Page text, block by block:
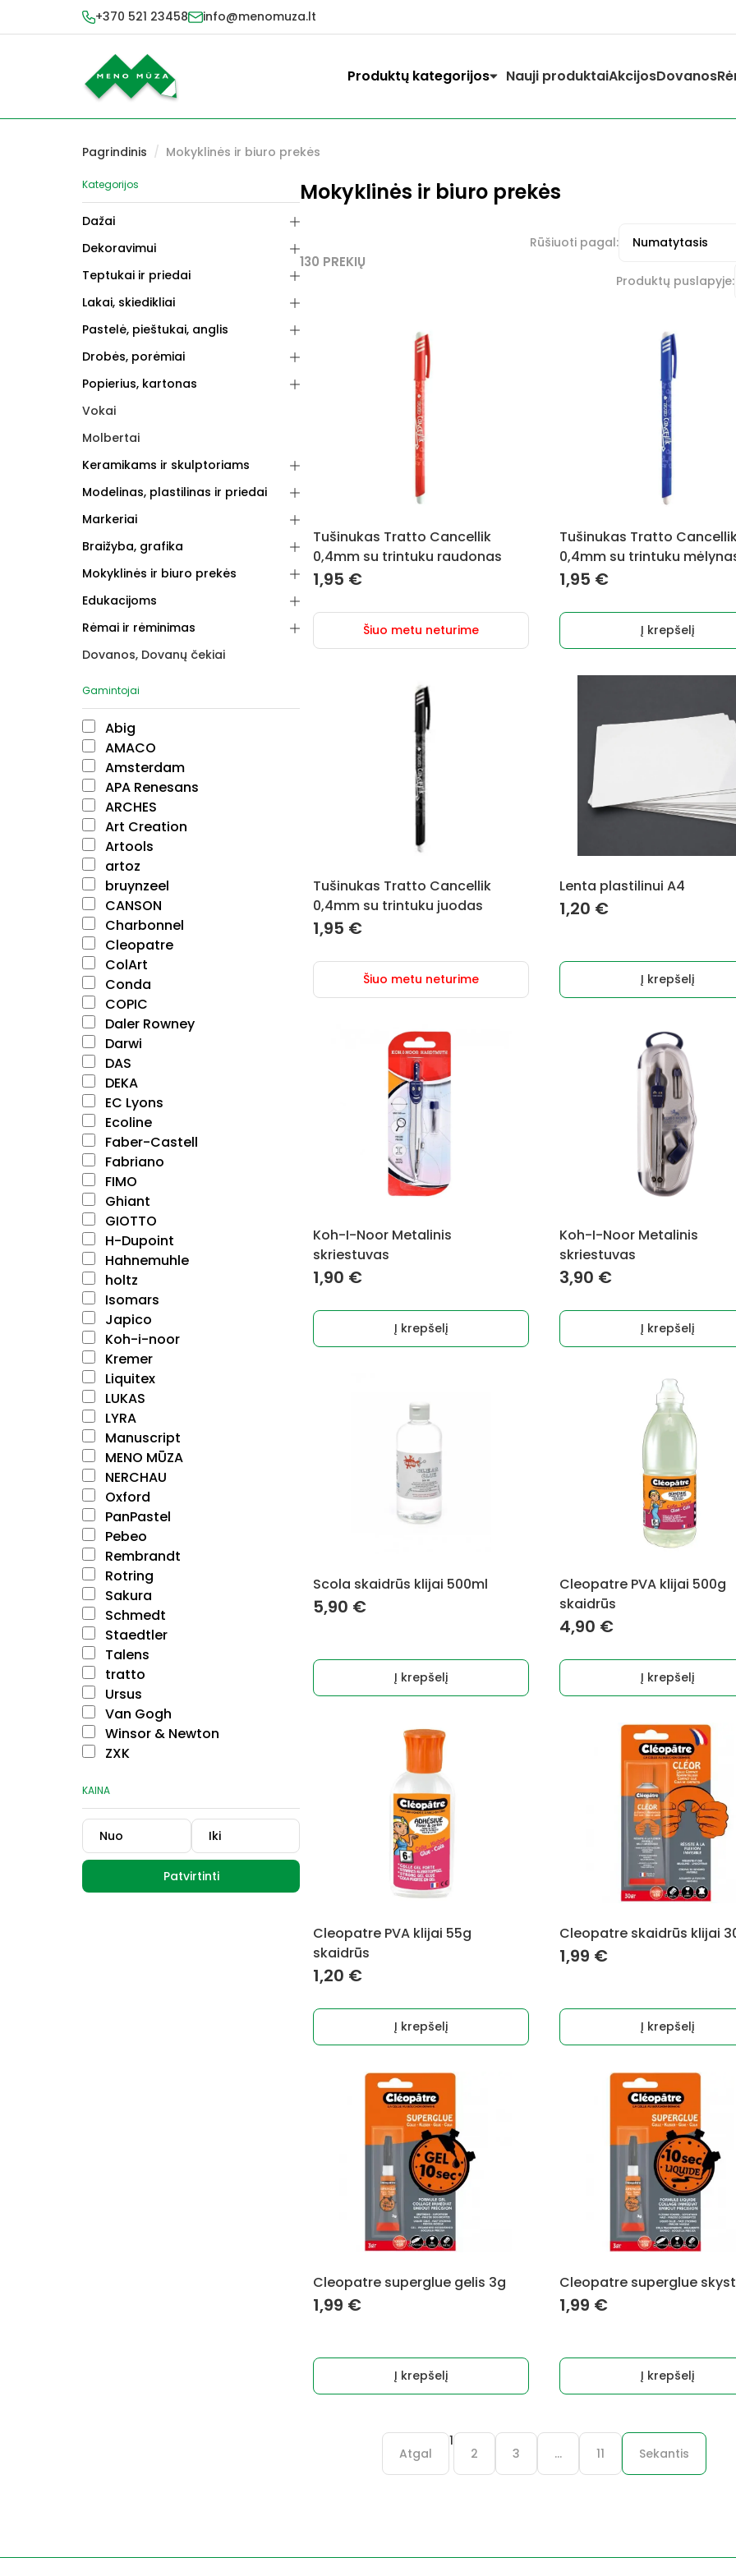
+370 521 23458 info@menomuza.lt
Produktų kategorijos Nauji produktaiAkcijosDovanos
Pagrindinis / Mokyklinės ir biuro prekės
Kategorijos
Dažai
Dekoravimui
Teptukai ir priedai
Lakai, skiedikliai
Pastelė, pieštukai, anglis
Drobės, porėmiai
Popierius, kartonas
Vokai
Molbertai
Keramikams ir skulptoriams
Modelinas, plastilinas ir priedai
Markeriai
Braižyba, grafika
Mokyklinės ir biuro prekės
Edukacijoms
Rėmai ir rėminimas
Dovanos, Dovanų čekiai
Gamintojai
Abig
AMACO
Amsterdam
APA Renesans
ARCHES
Art Creation
Artools
artoz
bruynzeel
CANSON
Charbonnel
Cleopatre
ColArt
Conda
COPIC
Daler Rowney
Darwi
DAS
DEKA
EC Lyons
Ecoline
Faber-Castell
Fabriano
FIMO
Ghiant
GIOTTO
H-Dupoint
Hahnemuhle
holtz
Isomars
Japico
Koh-i-noor
Kremer
Liquitex
LUKAS
LYRA
Manuscript
MENO MŪZA
NERCHAU
Oxford
PanPastel
Pebeo
Rembrandt
Rotring
Sakura
Schmedt
Staedtler
Talens
tratto
Ursus
Van Gogh
Winsor & Newton
ZXK
KAINA
Patvirtinti
Mokyklinės ir biuro prekės
130 PREKIŲ
Produktų puslapyje:
Rūšiuoti pagal:
Tušinukas Tratto Cancellik
0,4mm su trintuku raudonas
1,95 €
Šiuo metu neturime
Tušinukas Tratto
0,4mm su trintuku
1,95 €
Į krepšelį
Tušinukas Tratto Cancellik
0,4mm su trintuku juodas
1,95 €
Šiuo metu neturime
Lenta plastilinui A4
1,20 €
Į krepšelį
Koh-I-Noor Metalinis
skriestuvas
1,90 €
Į krepšelį
Koh-I-Noor Metalinis
skriestuvas
3,90 €
Į krepšelį
Scola skaidrūs klijai 500ml
5,90 €
Į krepšelį
Cleopatre PVA klijai 500g
skaidrūs
4,90 €
Į krepšelį
Cleopatre PVA klijai 55g
skaidrūs
1,20 €
Į krepšelį
Cleopatre skaidrūs klijai
1,99 €
Į krepšelį
Cleopatre superglue gelis 3g
1,99 €
Į krepšelį
Cleopatre superglue
1,99 €
Į krepšelį
Atgal
1
2 3 … 11 Sekantis